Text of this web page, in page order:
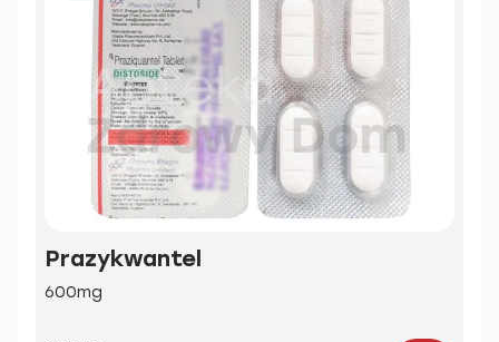
Prazykwantel
600mg